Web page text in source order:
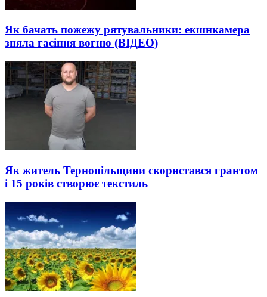
Як бачать пожежу рятувальники: екшнкамера
зняла гасіння вогню (ВІДЕО)
Як житель Тернопільщини скористався грантом
і 15 років створює текстиль